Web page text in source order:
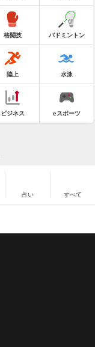
格闘技 バドミントン
陸上 水泳
ビジネス eスポーツ
占い すべて